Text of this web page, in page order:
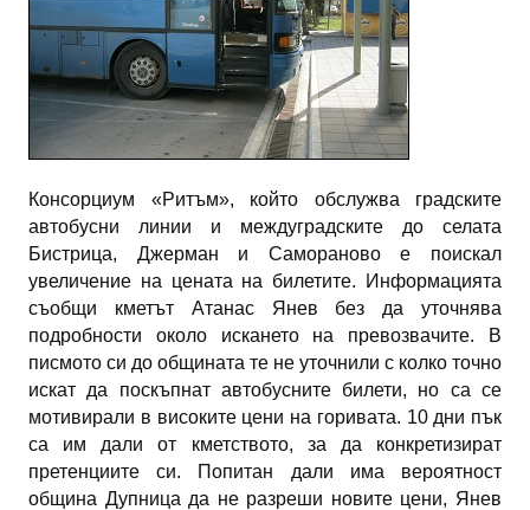
Консорциум «Ритъм», който обслужва градските
автобусни линии и междуградските до селата
Бистрица, Джерман и Самораново е поискал
увеличение на цената на билетите. Информацията
съобщи кметът Атанас Янев без да уточнява
подробности около искането на превозвачите. В
писмото си до общината те не уточнили с колко точно
искат да поскъпнат автобусните билети, но са се
мотивирали в високите цени на горивата. 10 дни пък
са им дали от кметството, за да конкретизират
претенциите си. Попитан дали има вероятност
община Дупница да не разреши новите цени, Янев